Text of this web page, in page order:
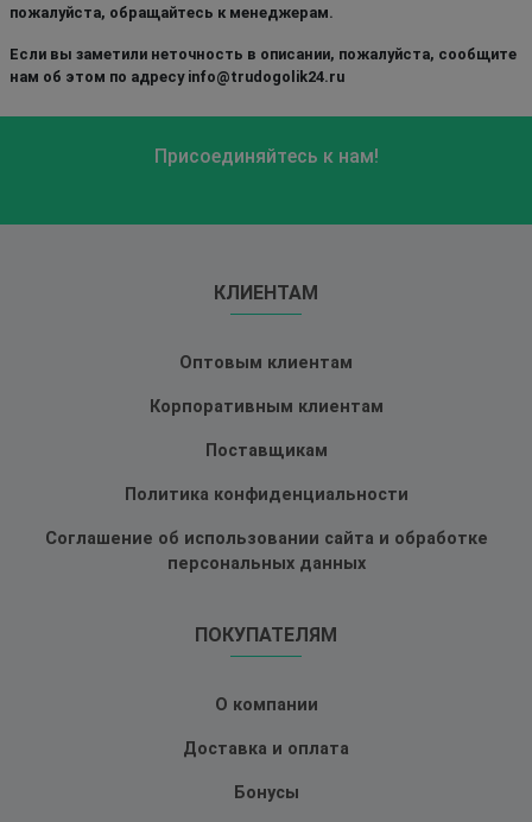
пожалуйста, обращайтесь к менеджерам.
Если вы заметили неточность в описании, пожалуйста, сообщите
нам об этом по адресу info@trudogolik24.ru
Присоединяйтесь к нам!
КЛИЕНТАМ
Оптовым клиентам
Корпоративным клиентам
Поставщикам
Политика конфиденциальности
Соглашение об использовании сайта и обработке
персональных данных
ПОКУПАТЕЛЯМ
О компании
Доставка и оплата
Бонусы